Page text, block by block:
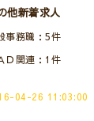
他新着求人
事務職：5件
Ｄ関連：1件
04-26 11:03:00